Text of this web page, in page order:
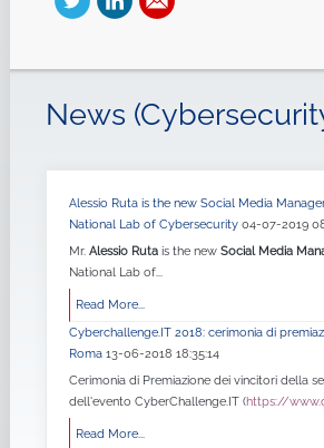
News
Alessio Ruta is the new Social Media
National Lab of Cybersecurity 04-07-2019
Mr. Alessio Rutais the new Social Media
National Lab of...
Read More...
Cyberchallenge.IT 2018: cerimonia di
Roma 13-06-2018 18:35:14
Cerimonia di Premiazione dei vincitori della
dell'evento CyberChallenge.IT (https://
Read More...